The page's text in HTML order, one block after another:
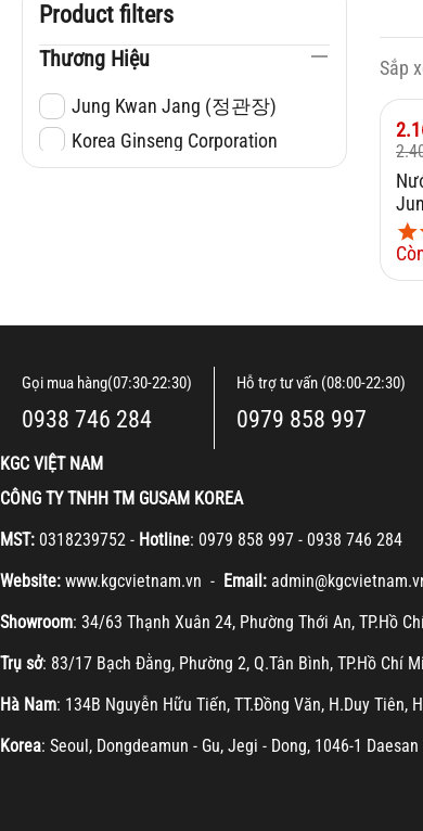
Sắp
30
Product filters
Thương Hiệu
Jung Kwan Jang (정관장)
Korea Ginseng Corporation
Gọi mua hàng(07:30-22:30)
0938 746 284
Hỗ trợ tư vấn (08:00-22:30)
0979 858 997
KGC VIỆT NAM
CÔNG TY TNHH TM GUSAM KOREA
MST: 0318239752 - Hotline: 0979 858 997 - 0938 746 284
Website: www.kgcvietnam.vn - Email:
Showroom: 34/63 Thạnh Xuân 24, Phường Thới An, TP.Hồ
Trụ sở: 83/17 Bạch Đằng, Phường 2, Q.Tân Bình, TP.Hồ Chí
Hà Nam: 134B Nguyễn Hữu Tiến, TT.Đồng Văn, H.Duy Tiên,
Korea: Seoul, Dongdeamun - Gu, Jegi - Dong, 1046-1